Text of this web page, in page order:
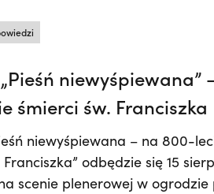
niewyśpiewana”
śmierci św. Franciszka
niewyśpiewana – na 800-
odbędzie się 15
scenie plenerowej w ogrodzie